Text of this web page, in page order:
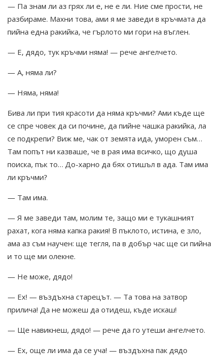
— Па знам ли аз грях ли е, не е ли. Ние сме прости, не
разбираме. Махни това, ами я ме заведи в кръчмата да
пийна една ракийка, че гърлото ми гори на въглен.
— Е, дядо, тук кръчми няма! — рече ангелчето.
— А, няма ли?
— Няма, няма!
Бива ли при тия красоти да няма кръчми? Ами къде ще
се спре човек да си почине, да пийне чашка ракийка, ла
се подкрепи? Виж ме, чак от земята ида, уморен съм…
Там попът ни казваше, че в рая има всичко, що душа
поиска, пък то… До-харно да бях отишъл в ада. Там има
ли кръчми?
— Там има.
— Я ме заведи там, молим те, защо ми е тукашният
рахат, кога няма капка ракия! В пъклото, истина, е зло,
ама аз съм научен: ще тегля, па в добър час ще си пийна
и то ще ми олекне.
— Не може, дядо!
— Ех! — въздъхна старецът. — Та това на затвор
прилича! Да не можеш да отидеш, къде искаш!
— Ще навикнеш, дядо! — рече да го утеши ангелчето.
— Ех, още ли има да се уча! — въздъхна пак дядо